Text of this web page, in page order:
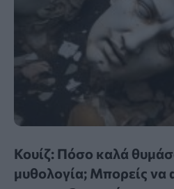
Κουίζ: Πόσο καλά
μυθολογία; Μπορείς να